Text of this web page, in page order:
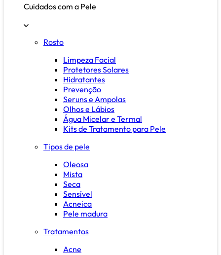
Cuidados com a Pele
Rosto
Limpeza Facial
Protetores Solares
Hidratantes
Prevenção
Seruns e Ampolas
Olhos e Lábios
Água Micelar e Termal
Kits de Tratamento para Pele
Tipos de pele
Oleosa
Mista
Seca
Sensível
Acneica
Pele madura
Tratamentos
Acne